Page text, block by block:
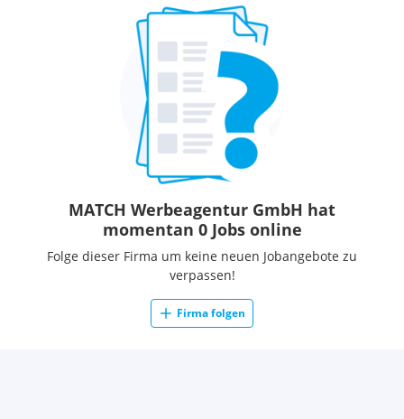
MATCH Werbeagentur GmbH hat
momentan 0 Jobs online
Folge dieser Firma um keine neuen Jobangebote zu
verpassen!
Firma folgen